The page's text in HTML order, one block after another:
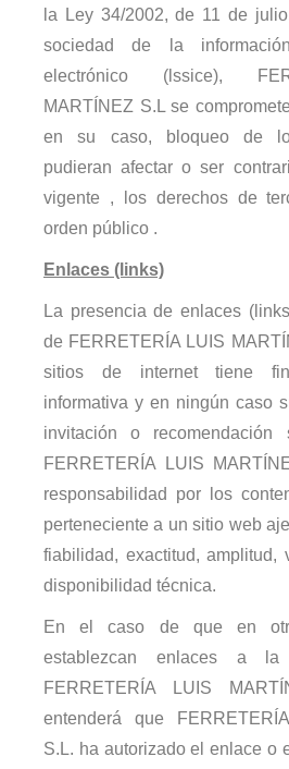
la Ley 34/2002, de 11 de
sociedad de la
electrónico (lssice),
MARTÍNEZ S.L se
en su caso, bloqueo de
pudieran afectar o ser
vigente , los derechos de
orden público .
Enlaces (links)
La presencia de enlaces
de FERRETERÍA LUIS
sitios de internet tiene
informativa y en ningún caso
invitación o recomendación
FERRETERÍA LUIS
responsabilidad por los
perteneciente a un sitio web
fiabilidad, exactitud, amplitud,
disponibilidad técnica.
En el caso de que en
establezcan enlaces a
FERRETERÍA LUIS
entenderá que
S.L. ha autorizado el enlace o